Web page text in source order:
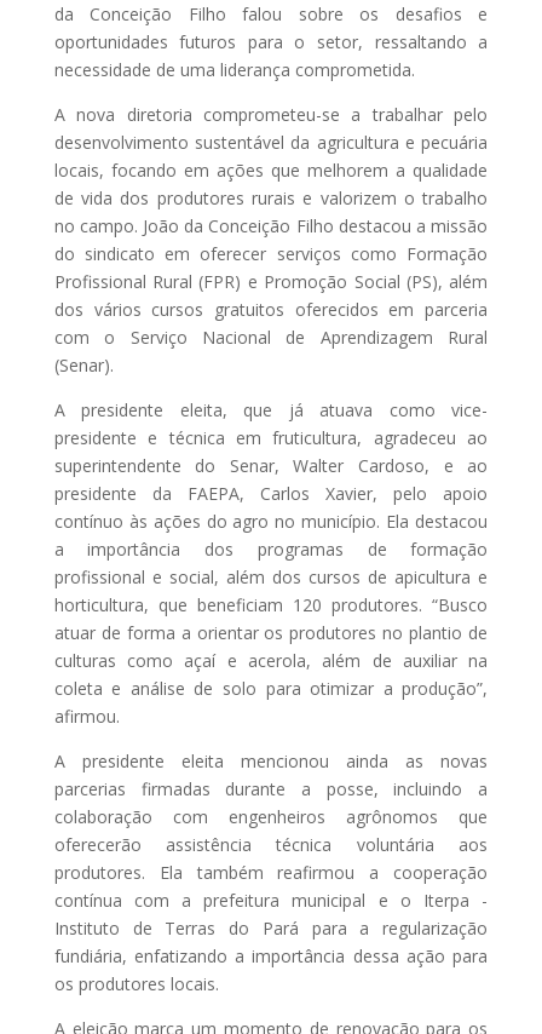
da Conceição Filho falou sobre os desafios e
oportunidades futuros para o setor, ressaltando a
necessidade de uma liderança comprometida.
A nova diretoria comprometeu-se a trabalhar pelo
desenvolvimento sustentável da agricultura e pecuária
locais, focando em ações que melhorem a qualidade
de vida dos produtores rurais e valorizem o trabalho
no campo. João da Conceição Filho destacou a missão
do sindicato em oferecer serviços como Formação
Profissional Rural (FPR) e Promoção Social (PS), além
dos vários cursos gratuitos oferecidos em parceria
com o Serviço Nacional de Aprendizagem Rural
(Senar).
A presidente eleita, que já atuava como vice-
presidente e técnica em fruticultura, agradeceu ao
superintendente do Senar, Walter Cardoso, e ao
presidente da FAEPA, Carlos Xavier, pelo apoio
contínuo às ações do agro no município. Ela destacou
a importância dos programas de formação
profissional e social, além dos cursos de apicultura e
horticultura, que beneficiam 120 produtores. “Busco
atuar de forma a orientar os produtores no plantio de
culturas como açaí e acerola, além de auxiliar na
coleta e análise de solo para otimizar a produção”,
afirmou.
A presidente eleita mencionou ainda as novas
parcerias firmadas durante a posse, incluindo a
colaboração com engenheiros agrônomos que
oferecerão assistência técnica voluntária aos
produtores. Ela também reafirmou a cooperação
contínua com a prefeitura municipal e o Iterpa -
Instituto de Terras do Pará para a regularização
fundiária, enfatizando a importância dessa ação para
os produtores locais.
A eleição marca um momento de renovação para os